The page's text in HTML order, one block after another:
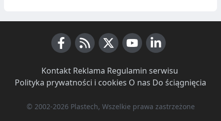
Kontakt· Reklama Regulamin serwisu
Polityka prywatności i cookies O nas Do ściągnięcia
© 2002-2026 Plastech, Wszelkie prawa zastrzeżone